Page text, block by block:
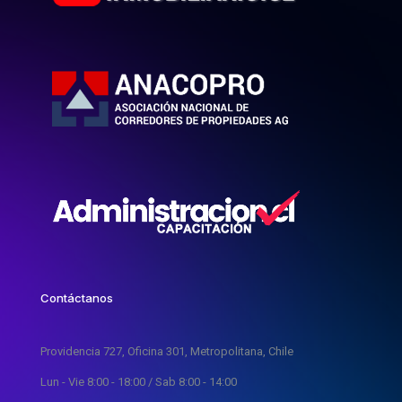
Contáctanos
Providencia 727, Oficina 301, Metropolitana, Chile
Lun - Vie 8:00 - 18:00 / Sab 8:00 - 14:00